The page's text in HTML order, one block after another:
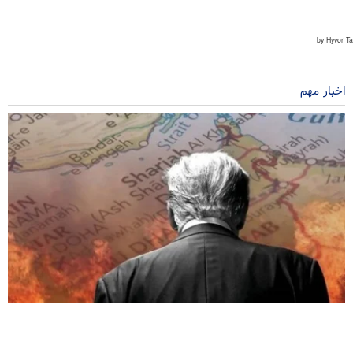
اخبار مهم